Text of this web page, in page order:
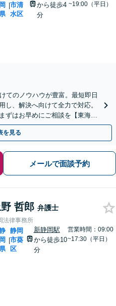
岡 |市清
水区
から徒歩4
分
~19:00（平日）
てのノウハウが豊富。最短即日
し、解決へ向けて全力で対応。
ずはお早めにご相談を【東海エ
新清水駅5分】
を見る
メールで面談予約
哲郎 弁護士
法律事務所
岡 |
静岡
市葵
区
新静岡駅
から徒歩10
分
営業時間：09:00
~17:30（平日）